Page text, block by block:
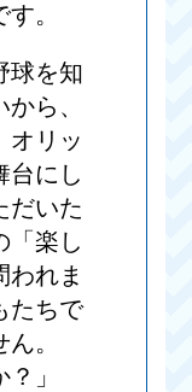
。
球を知
ら、
オリッ
台にし
だいた
「楽し
われま
たちで
。
」